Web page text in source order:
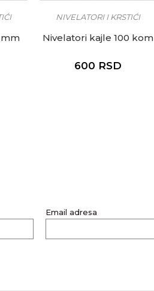
NIVELATORI I KRSTIĆI
Nivelatori kajle 100 kom
600 RSD
Email adresa